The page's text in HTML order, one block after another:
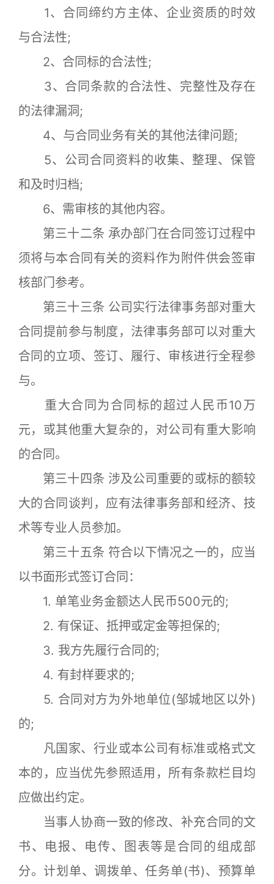
1、合同缔约方主体、企业资质的时效
与合法性;
2、合同标的合法性;
3、合同条款的合法性、完整性及存在
的法律漏洞;
4、与合同业务有关的其他法律问题;
5、公司合同资料的收集、整理、保管
和及时归档;
6、需审核的其他内容。
第三十二条 承办部门在合同签订过程中
须将与本合同有关的资料作为附件供会签审
核部门参考。
第三十三条 公司实行法律事务部对重大
合同提前参与制度，法律事务部可以对重大
合同的立项、签订、履行、审核进行全程参
与。
重大合同为合同标的超过人民币10万
元，或其他重大复杂的，对公司有重大影响
的合同。
第三十四条 涉及公司重要的或标的额较
大的合同谈判，应有法律事务部和经济、技
术等专业人员参加。
第三十五条 符合以下情况之一的，应当
以书面形式签订合同：
1. 单笔业务金额达人民币500元的;
2. 有保证、抵押或定金等担保的;
3. 我方先履行合同的;
4. 有封样要求的;
5. 合同对方为外地单位(邹城地区以外)
的;
凡国家、行业或本公司有标准或格式文
本的，应当优先参照适用，所有条款栏目均
应做出约定。
当事人协商一致的修改、补充合同的文
书、电报、电传、图表等是合同的组成部
分。计划单、调拨单、任务单(书)、预算单